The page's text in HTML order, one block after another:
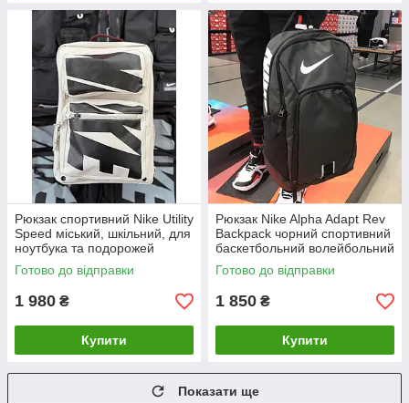
Рюкзак спортивний Nike Utility
Speed міський, шкільний, для
ноутбука та подорожей
Готово до відправки
1 980 ₴
Купити
Рюкзак Nike Alpha Adapt Rev
Backpack чорний спортивний
баскетбольний волейбольний
Готово до відправки
1 850 ₴
Купити
Показати ще